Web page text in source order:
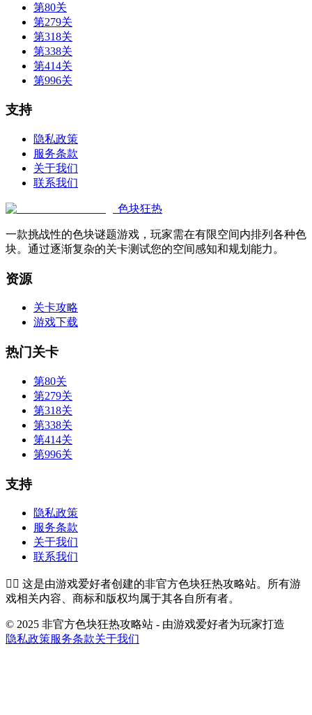
第80关
第279关
第318关
第338关
第414关
第996关
支持
隐私政策
服务条款
关于我们
联系我们
色块狂热
一款挑战性的色块谜题游戏，玩家需在有限空间内排列各种色
块。通过逐渐复杂的关卡测试您的空间感知和规划能力。
资源
关卡攻略
游戏下载
热门关卡
第80关
第279关
第318关
第338关
第414关
第996关
支持
隐私政策
服务条款
关于我们
联系我们
👉🏻 这是由游戏爱好者创建的非官方色块狂热攻略站。所有游
戏相关内容、商标和版权均属于其各自所有者。
© 2025 非官方色块狂热攻略站 - 由游戏爱好者为玩家打造
隐私政策服务条款关于我们